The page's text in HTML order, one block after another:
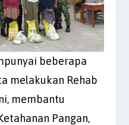
beberapa
melakukan Rehab
membantu
Pangan,